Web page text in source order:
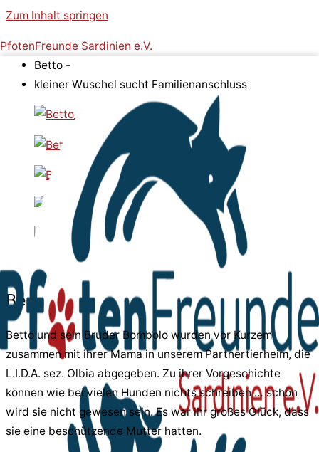
Zum Inhalt springen
PfotenFreunde Sardinien e.V.
Betto -
kleiner Wuschel sucht Familienanschluss
Betto
Betto und sein Bruder Bombolo wurden vor Kurzem
zusammen mit ihrer Mama in unserem Partnertierheim, die
L.I.D.A. sez. Olbia abgegeben. Zu ihrer Vorgeschichte
können wie bei vielen Hunden nichts schreiben … schön
wird sie nicht gewesen sein. Es war ihr großes Glück, dass
sie eine beschützende Mutter hatten.